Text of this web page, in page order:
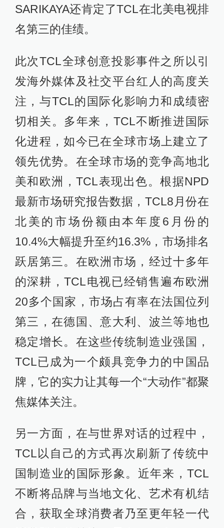
SARIKAYA还肯定了TCL在北美电视排
名第三的佳绩。
此次TCL全球创意投影事件之所以引
发海外媒体及社交平台红人的高度关
注，与TCL的国际化影响力和成绩密
切相关。多年来，TCL不断推进国际
化进程，如今已在全球市场上建立了
领先优势。在全球市场的竞争高地北
美和欧洲，TCL表现出色。根据NPD
最新市场研究报告数据，TCL8月份在
北美的市场份额由本年度6月份的
10.4%大幅提升至约16.3%，市场排名
跃居第三。在欧洲市场，经过十多年
的深耕，TCL电视已经销售遍布欧洲
20多个国家，市场占有率在法国位列
第三，在德国、意大利、波兰等地也
稳定增长。在这些传统制造业强国，
TCL已成为一个颇具竞争力的中国品
牌，它的实力让其每一个“大动作”都聚
焦媒体关注。
另一方面，在与世界对话的过程中，
TCL以自己的方式再次刷新了传统中
国制造业的国际形象。近年来，TCL
不断将品牌与当地文化、艺术有机结
合，获取全球消费者乃至更年轻一代